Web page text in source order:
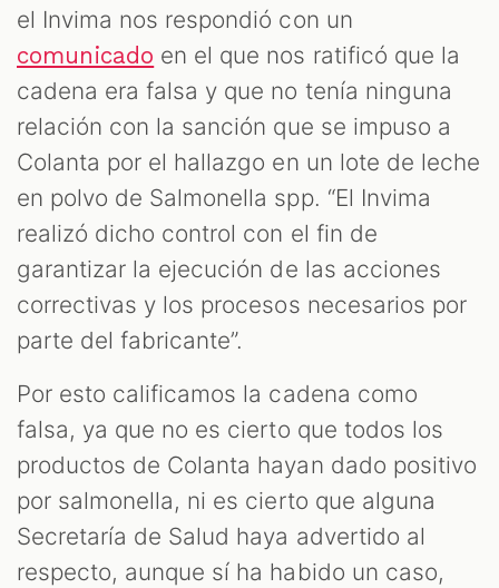
el Invima nos respondió con un
comunicado en el que nos ratificó que la
cadena era falsa y que no tenía ninguna
relación con la sanción que se impuso a
Colanta por el hallazgo en un lote de leche
en polvo de Salmonella spp. “El Invima
realizó dicho control con el fin de
garantizar la ejecución de las acciones
correctivas y los procesos necesarios por
parte del fabricante”.
Por esto calificamos la cadena como
falsa, ya que no es cierto que todos los
productos de Colanta hayan dado positivo
por salmonella, ni es cierto que alguna
Secretaría de Salud haya advertido al
respecto, aunque sí ha habido un caso,